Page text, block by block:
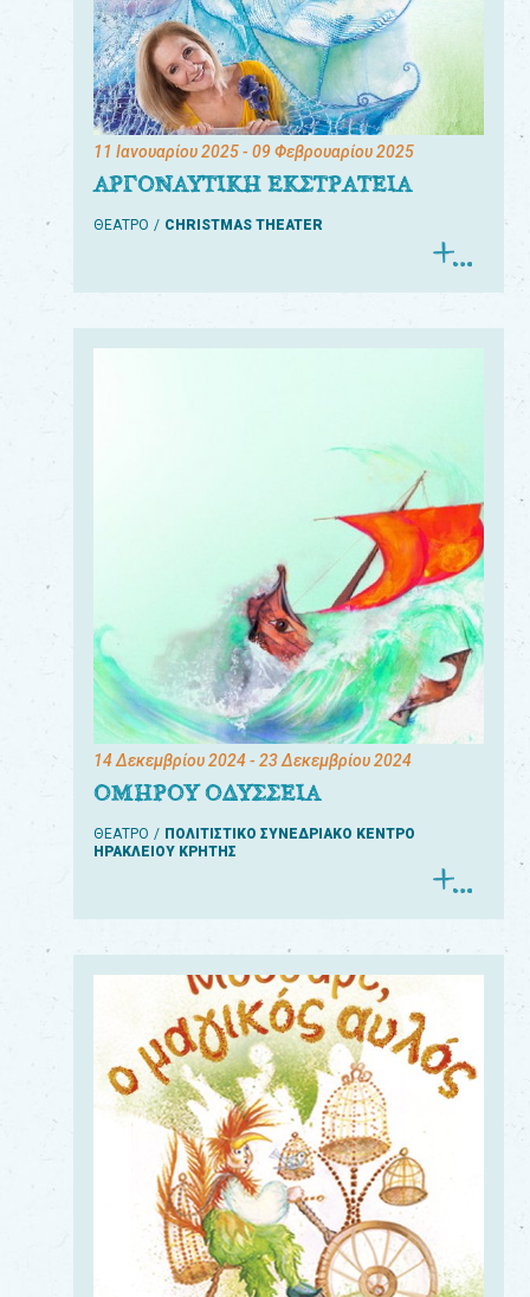
11 Ιανουαρίου 2025- 09 Φεβρουαρίου 2025
ΑΡΓΟΝΑΥΤΙΚΗ ΕΚΣΤΡΑΤΕΙΑ
ΘΕΑΤΡΟ CHRISTMAS THEATER
14 Δεκεμβρίου 2024- 23 Δεκεμβρίου 2024
ΟΜΗΡΟΥ ΟΔΥΣΣΕΙΑ
ΘΕΑΤΡΟ
ΠΟΛΙΤΙΣΤΙΚΟ ΣΥΝΕΔΡΙΑΚΟ ΚΕΝΤΡΟ
ΗΡΑΚΛΕΙΟΥ ΚΡΗΤΗΣ